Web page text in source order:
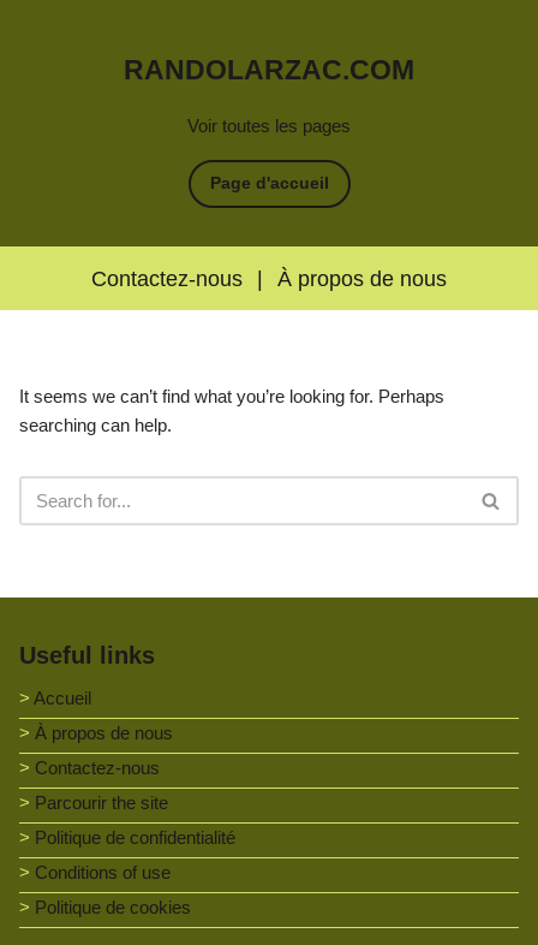
Voir toutes les pages
RANDOLARZAC.COM
Page d'accueil
Contactez-nous | À propos de nous
It seems we can’t find what you’re looking for. Perhaps
searching can help.
Useful links
Accueil
À propos de nous
Contactez-nous
Parcourir the site
Politique de confidentialité
Conditions of use
Politique de cookies